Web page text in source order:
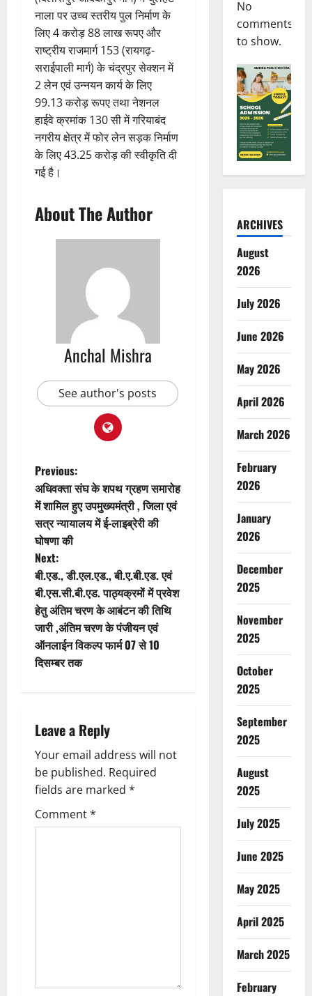
नाला पर उच्च स्तरीय पुल निर्माण के
लिए 4 करोड़ 88 लाख रूपए और
राष्ट्रीय राजमार्ग 153 (रायगढ़-
सराईपाली मार्ग) के चंद्रपुर सेक्शन में
2 लेन एवं उन्नयन कार्य के लिए
99.13 करोड़ रूपए तथा नेशनल
हाईवे क्रमांक 130 सी में गरियाबंद
नगरीय क्षेत्र में फोर लेन सड़क निर्माण
के लिए 43.25 करोड़ की स्वीकृति दी
गई है।
About The Author
Anchal Mishra
See author's posts
P
o
s
t
n
a
v
a
t
i
o
Previous:
अधिवक्ता संघ के शपथ ग्रहण समारोह
में शामिल हुए उपमुख्यमंत्री , जिला एवं
सत्र न्यायालय में ई-लाइब्रेरी की
घोषणा की
Next:
बी.एड., डी.एल.एड., बी.ए.बी.एड. एवं
बी.एस.सी.बी.एड. पाठ्यक्रमों में प्रवेश
हेतु अंतिम चरण के आबंटन की तिथि
जारी ,अंतिम चरण के पंजीयन एवं
ऑनलाईन विकल्प फार्म 07 से 10
दिसम्बर तक
Leave a Reply
Your email address will not
be published. Required
fields are marked *
Comment*
No
comments
to show.
ARCHIVES
August
2026
July 2026
June 2026
May 2026
April 2026
March 2026
February
2026
January
2026
December
2025
November
2025
October
2025
September
2025
August
2025
July 2025
June 2025
May 2025
April 2025
March 2025
February